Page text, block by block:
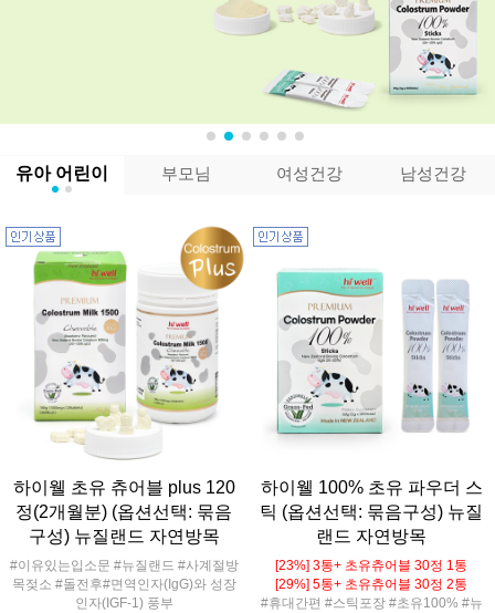
유아 어린이 부모님 여성건강 남성건강
하이웰 초유 츄어블 plus 120
정(2개월분) (옵션선택: 묶음
구성) 뉴질랜드 자연방목
#이유있는입소문 #뉴질랜드 #사계절방
목젖소 #돌전후#면역인자(IgG)와 성장
인자(IGF-1) 풍부
하이웰 100% 초유 파우더 스
틱 (옵션선택: 묶음구성) 뉴질
랜드 자연방목
[23%] 3통+ 초유츄어블 30정 1통
[29%] 5통+ 초유츄어블 30정 2통
#휴대간편 #스틱포장 #초유100% #뉴